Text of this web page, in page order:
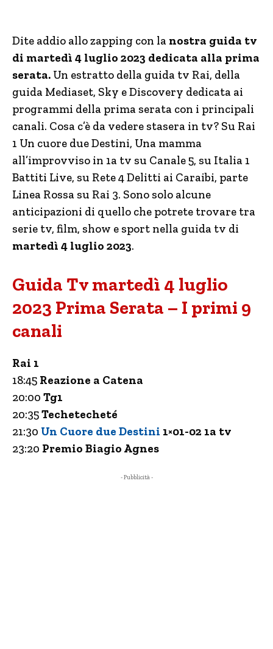
Dite addio allo zapping con la nostra guida tv
di martedì 4 luglio 2023 dedicata alla prima
serata. Un estratto della guida tv Rai, della
guida Mediaset, Sky e Discovery dedicata ai
programmi della prima serata con i principali
canali. Cosa c’è da vedere stasera in tv? Su Rai
1 Un cuore due Destini, Una mamma
all’improvviso in 1a tv su Canale 5, su Italia 1
Battiti Live, su Rete 4 Delitti ai Caraibi, parte
Linea Rossa su Rai 3. Sono solo alcune
anticipazioni di quello che potrete trovare tra
serie tv, film, show e sport nella guida tv di
martedì 4 luglio 2023.
Guida Tv martedì 4 luglio
2023 Prima Serata – I primi 9
canali
Rai 1
18:45 Reazione a Catena
20:00 Tg1
20:35Techetecheté
21:30 Un Cuore due Destini 1×01-02 1a tv
23:20 Premio Biagio Agnes
- Pubblicità -